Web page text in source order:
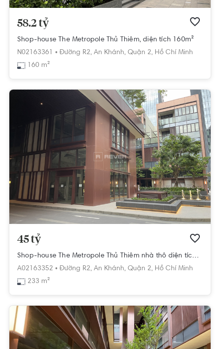
58.2 tỷ
Shop-house The Metropole Thủ Thiêm, diện tích 160m²
N02163361 • Đường R2, An Khánh, Quận 2, Hồ Chí Minh
160 m²
45 tỷ
Shop-house The Metropole Thủ Thiêm nhà thô diện tích 233m²
A02163352 • Đường R2, An Khánh, Quận 2, Hồ Chí Minh
233 m²